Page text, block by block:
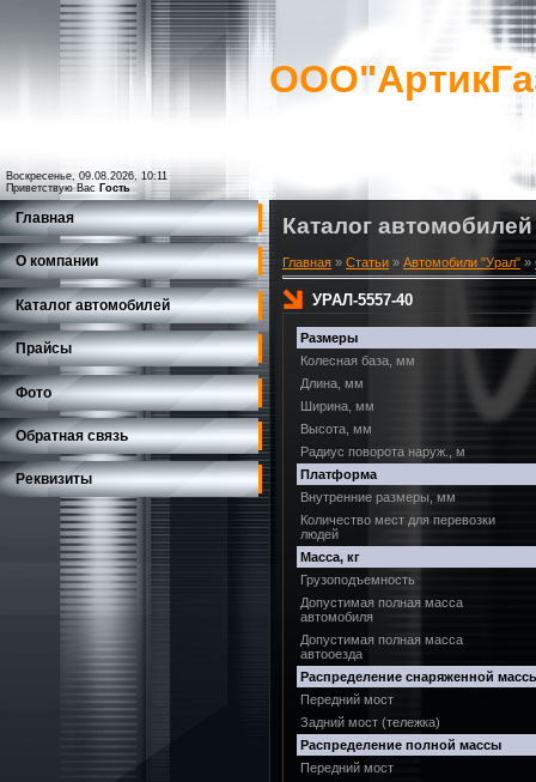
Воскресенье, 09.08.2026, 10:11
Приветствую Вас Гость
Главная
О компании
Каталог автомобилей
Прайсы
Фото
Обратная связь
Реквизиты
Каталог
Главная » Статьи » Автомобили "Урал" »
УРАЛ-5557-40
Размеры
Колесная база, мм
Длина, мм
Ширина, мм
Высота, мм
Радиус поворота наруж., м
Платформа
Внутренние размеры, мм
Количество мест для перевозки
людей
Масса, кг
Грузоподъемность
Допустимая полная масса
автомобиля
Допустимая полная масса
автооезда
Распределение снаряженной
Передний мост
Задний мост (тележка)
Распределение полной массы
Передний мост